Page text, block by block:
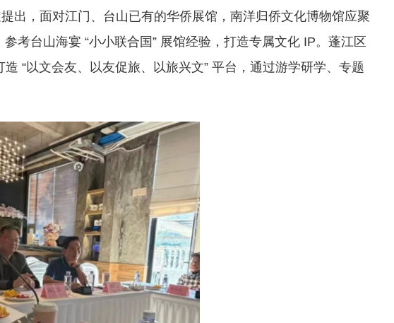
出，面对江门、台山已有的华侨展馆，南洋归侨文化博物馆应聚
考台山海宴 “小小联合国” 展馆经验，打造专属文化 IP。蓬江区
“以文会友、以友促旅、以旅兴文” 平台，通过游学研学、专题